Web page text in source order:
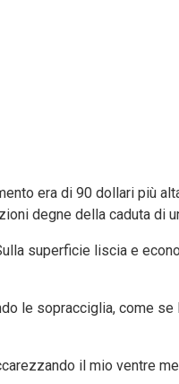
era di 90 dollari più
degne della caduta di
superficie liscia e
le sopracciglia, come
il mio ventre